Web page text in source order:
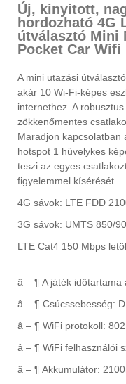
Új, kinyitott,
hordozható 4G
útválasztó Mini
Pocket Car Wifi
A mini utazási
akár 10 Wi-Fi-képes
internethez. A
zökkenőmentes
Maradjon kapcsolatban
hotspot 1 hüvelykes
teszi az egyes
figyelemmel kísérését.
4G sávok: LTE FDD
3G sávok: UMTS 850/
LTE Cat4 150 Mbps
â – ¶ A játék
â – ¶ Csúcssebesség:
â – ¶ WiFi protokoll:
â – ¶ WiFi felhasználói
â – ¶ Akkumulátor: